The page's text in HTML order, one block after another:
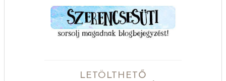
LETÖLTHETŐ